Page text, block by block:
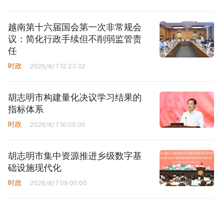
越南第十六届国会第一次非常规会
议：简化行政手续但不削弱监管责
任
时政 2026/8/7 12:23:32
胡志明市构建量化决议学习结果的
指标体系
时政 2026/8/7 10:00:00
胡志明市集中资源推进乡级数字基
础设施现代化
时政 2026/8/7 09:00:00